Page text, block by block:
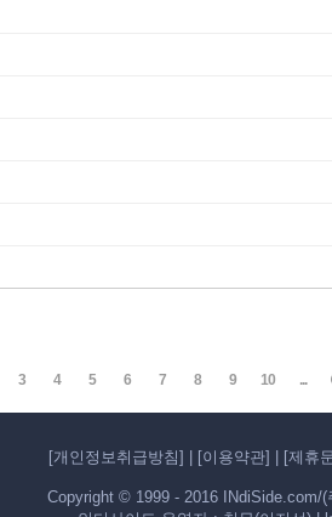
3 4 5 6 7 8 9 10 ...
[개인정보취급방침] [이용약관] [제휴
Copyright © 1999 - 2016 INdiSide.com/